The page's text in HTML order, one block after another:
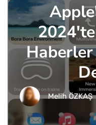
Melih ÖZKAŞ